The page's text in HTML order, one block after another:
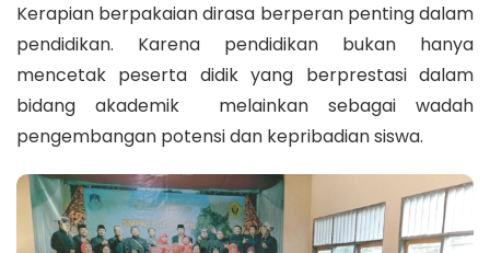
Kerapian berpakaian dirasa berperan penting dalam
pendidikan. Karena pendidikan bukan hanya
mencetak peserta didik yang berprestasi dalam
bidang akademik melainkan sebagai wadah
pengembangan potensi dan kepribadian siswa.